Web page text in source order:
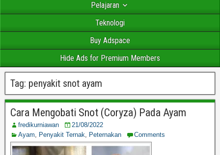
Pelajaran
Teknologi
Buy Adspace
Hide Ads for Premium Members
Tag: penyakit snot ayam
Cara Mengobati Snot (Coryza) Pada Ayam
fredikurniawan
21/08/2022
Ayam, Penyakit Ternak, Peternakan Comments